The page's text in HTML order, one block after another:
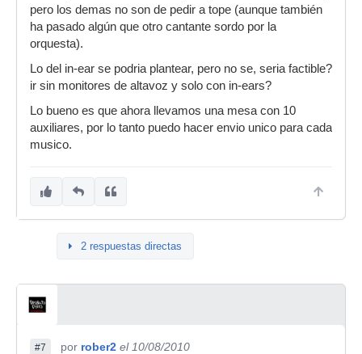
pero los demas no son de pedir a tope (aunque también
ha pasado algún que otro cantante sordo por la
orquesta).
Lo del in-ear se podria plantear, pero no se, seria factible?
ir sin monitores de altavoz y solo con in-ears?
Lo bueno es que ahora llevamos una mesa con 10
auxiliares, por lo tanto puedo hacer envio unico para cada
musico.
2 respuestas directas
#7 por rober2 el 10/08/2010